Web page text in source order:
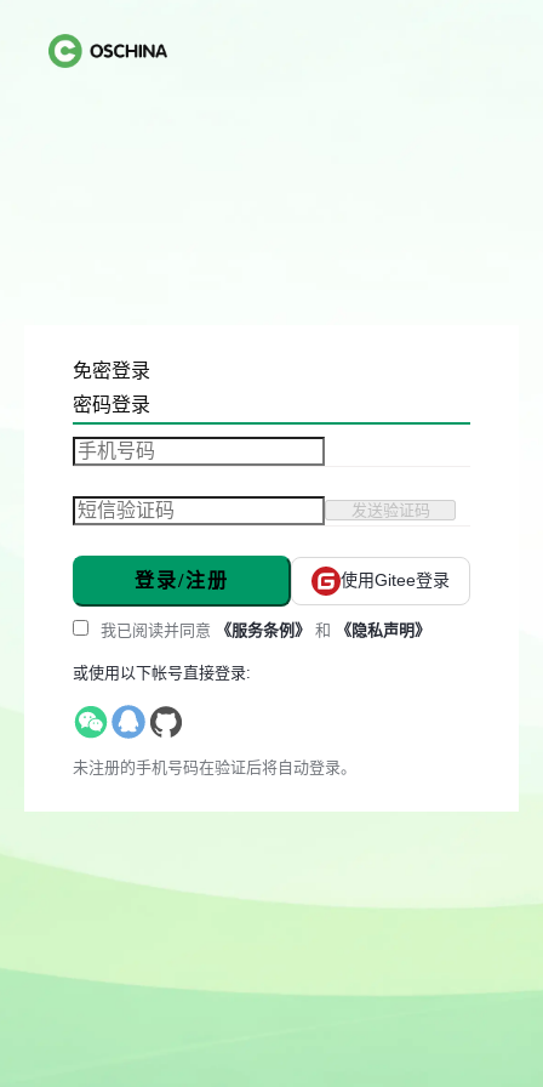
免密登录
密码登录
发送验证码
登录/注册 使用Gitee登录
我已阅读并同意 《服务条例》 和 《隐私声明》
或使用以下帐号直接登录:
未注册的手机号码在验证后将自动登录。